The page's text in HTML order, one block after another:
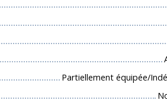
Partiellement équipée/